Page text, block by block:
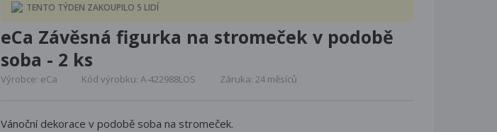
TENTO TÝDEN ZAKOUPILO 5 LIDÍ
eCa Závěsná figurka na stromeček v podobě
soba - 2 ks
Výrobce: eCa Kód výrobku: A-422988LOS Záruka: 24 měsíců
Vánoční dekorace v podobě soba na stromeček.